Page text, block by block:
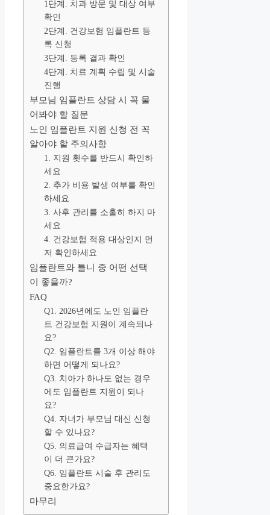
1단계. 치과 방문 및 대상 여부
확인
2단계. 건강보험 임플란트 등
록 신청
3단계. 등록 결과 확인
4단계. 치료 계획 수립 및 시술
진행
부모님 임플란트 상담 시 꼭 물
어봐야 할 질문
노인 임플란트 지원 신청 전 꼭
알아야 할 주의사항
1. 지원 횟수를 반드시 확인하
세요
2. 추가 비용 발생 여부를 확인
하세요
3. 사후 관리를 소홀히 하지 마
세요
4. 건강보험 적용 대상인지 먼
저 확인하세요
임플란트와 틀니 중 어떤 선택
이 좋을까?
FAQ
Q1. 2026년에도 노인 임플란
트 건강보험 지원이 계속되나
요?
Q2. 임플란트를 3개 이상 해야
하면 어떻게 되나요?
Q3. 치아가 하나도 없는 경우
에도 임플란트 지원이 되나
요?
Q4. 자녀가 부모님 대신 신청
할 수 있나요?
Q5. 의료급여 수급자는 혜택
이 더 큰가요?
Q6. 임플란트 시술 후 관리도
중요한가요?
마무리